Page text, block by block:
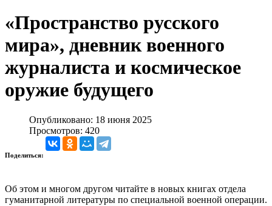
«Пространство русского
мира», дневник военного
журналиста и космическое
оружие будущего
Опубликовано: 18 июня 2025
Просмотров: 420
Поделиться:
Об этом и многом другом читайте в новых книгах отдела
гуманитарной литературы по специальной военной операции.